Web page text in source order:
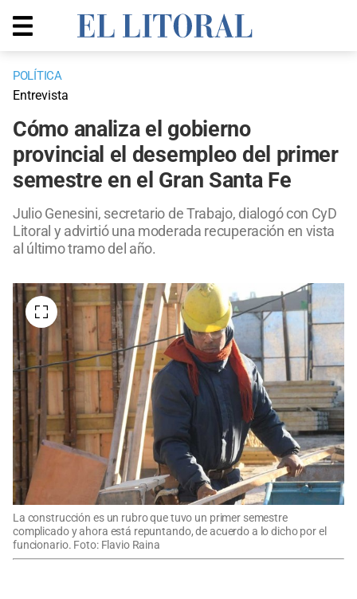
POLÍTICA
Entrevista
Cómo analiza el gobierno
provincial el desempleo del primer
semestre en el Gran Santa Fe
Julio Genesini, secretario de Trabajo, dialogó con CyD
Litoral y advirtió una moderada recuperación en vista
al último tramo del año.
La construcción es un rubro que tuvo un primer semestre
complicado y ahora está repuntando, de acuerdo a lo dicho por el
funcionario. Foto: Flavio Raina